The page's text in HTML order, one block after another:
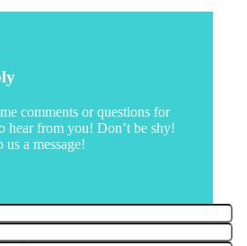
comments or questions for
hear from you! Don’t be shy!
us a message!